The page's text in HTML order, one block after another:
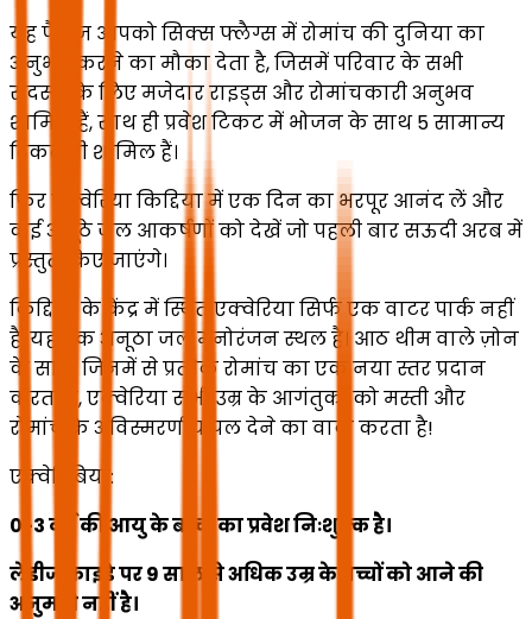
यह पैकेज आपको सिक्स फ्लैग्स में रोमांच की दुनिया का
अनुभव करने का मौका देता है, जिसमें परिवार के सभी
सदस्यों के लिए मजेदार राइड्स और रोमांचकारी अनुभव
शामिल हैं, साथ ही प्रवेश टिकट में भोजन के साथ 5 सामान्य
टिकट भी शामिल हैं।
फिर एक्वेरिया किद्दिया में एक दिन का भरपूर आनंद लें और
कई अनूठे जल आकर्षणों को देखें जो पहली बार सऊदी अरब में
प्रस्तुत किए जाएंगे।
किद्दिया के केंद्र में स्थित एक्वेरिया सिर्फ एक वाटर पार्क नहीं
है; यह एक अनूठा जल मनोरंजन स्थल है। आठ थीम वाले ज़ोन
के साथ, जिनमें से प्रत्येक रोमांच का एक नया स्तर प्रदान
करता है, एक्वेरिया सभी उम्र के आगंतुकों को मस्ती और
रोमांच के अविस्मरणीय पल देने का वादा करता है!
एक्वेरिबिया:
0-3 वर्ष की आयु के बच्चों का प्रवेश निःशुल्क है।
लेडीज फ्राइडे पर 9 साल से अधिक उम्र के बच्चों को आने की
अनुमति नहीं है।